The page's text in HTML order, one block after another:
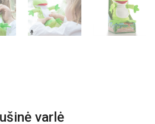
varlė